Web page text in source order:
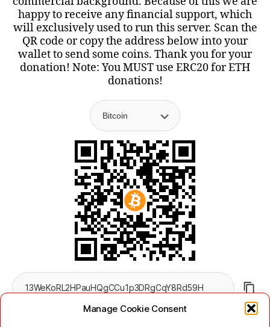
Manage Cookie Consent
happy to receive any financial support, which
will exclusively used to run this server. Scan the
QR code or copy the address below into your
wallet to send some coins. Thank you for your
donation! Note: You MUST use ERC20 for ETH
donations!